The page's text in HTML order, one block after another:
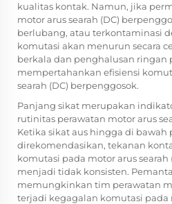
kualitas kontak. Namun, jika
motor arus searah (DC)
berlubang, atau terkontaminasi
komutasi akan menurun secara
berkala dan penghalusan
mempertahankan efisiensi
searah (DC) berpenggosok.
Panjang sikat merupakan
rutinitas perawatan motor arus
Ketika sikat aus hingga di
direkomendasikan, tekanan
komutasi pada motor arus searah
menjadi tidak konsisten.
memungkinkan tim perawatan
terjadi kegagalan komutasi pada